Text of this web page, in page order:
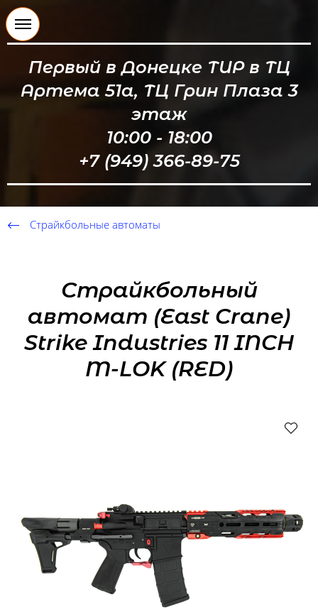
Первый в Донецке ТИР в ТЦ
Артема 51а, ТЦ Грин Плаза 3
этаж
10:00 - 18:00
+7 (949) 366-89-75
Страйкбольные автоматы
Страйкбольный
автомат (East Crane)
Strike Industries 11 INCH
M-LOK (RED)